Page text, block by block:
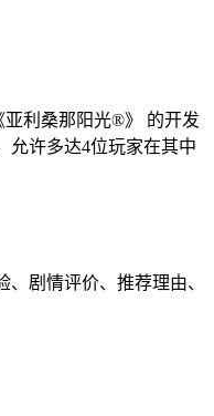
亚利桑那阳光®》 的开发
允许多达4位玩家在其中
剧情评价、推荐理由、